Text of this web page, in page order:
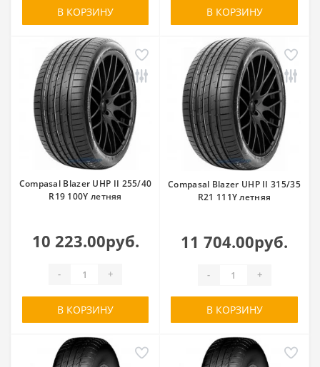
В КОРЗИНУ В КОРЗИНУ
Compasal Blazer UHP II 255/40
R19 100Y летняя
10 223.00руб.
- +
В КОРЗИНУ
Compasal Blazer UHP II 315/35
R21 111Y летняя
11 704.00руб.
- +
В КОРЗИНУ